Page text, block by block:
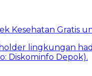
Kesehatan Gratis